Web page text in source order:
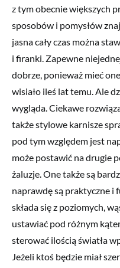
z tym obecnie większych
sposobów i pomysłów
jasna cały czas można
i firanki. Zapewne
dobrze, ponieważ mieć
wisiało ileś lat temu. Ale
wygląda. Ciekawe
także stylowe karnisze
pod tym względem jest
może postawić na drugie
żaluzje. One także są
naprawdę są praktyczne i
składa się z poziomych,
ustawiać pod różnym
sterować ilością światła
Jeżeli ktoś będzie miał